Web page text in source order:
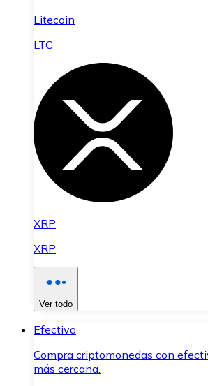
Litecoin
LTC
XRP
XRP
Ver todo
Efectivo
Compra criptomonedas con
más cercana.